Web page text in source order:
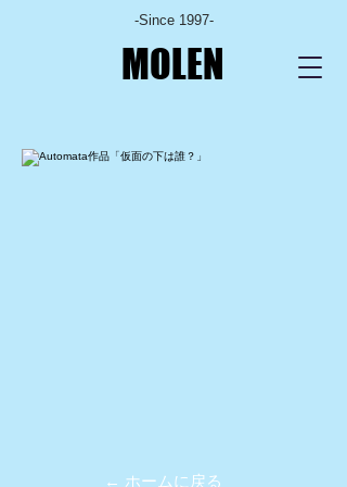
-Since 1997-
MOLEN
← ホームに戻る